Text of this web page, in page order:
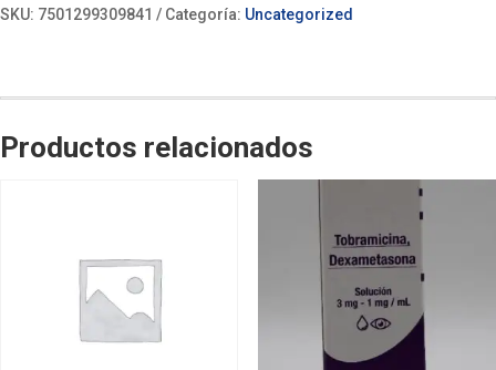
SKU: 7501299309841 Categoría: Uncategorized
Productos relacionados